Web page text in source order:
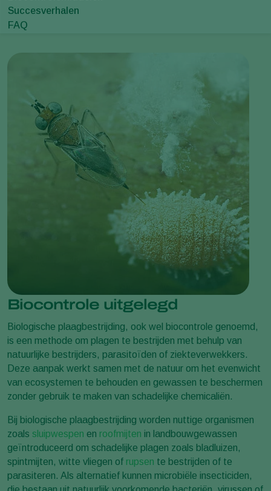
Succesverhalen
FAQ
Biocontrole uitgelegd
Biologische plaagbestrijding, ook wel biocontrole genoemd,
is een methode om plagen te bestrijden met behulp van
natuurlijke bestrijders, parasitoïden of ziekteverwekkers.
Deze aanpak werkt samen met de natuur om het evenwicht
van ecosystemen te behouden en gewassen te beschermen
zonder gebruik te maken van schadelijke chemicaliën.
Bij biologische plaagbestrijding worden nuttige organismen
zoals sluipwespen en roofmijten in landbouwgewassen
geïntroduceerd om schadelijke plagen zoals bladluizen,
spintmijten, witte vliegen of rupsen te bestrijden of te
parasiteren. Als alternatief kunnen microbiële insecticiden,